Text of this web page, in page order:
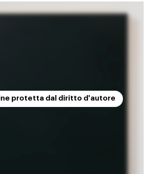
protetta dal diritto d'autore